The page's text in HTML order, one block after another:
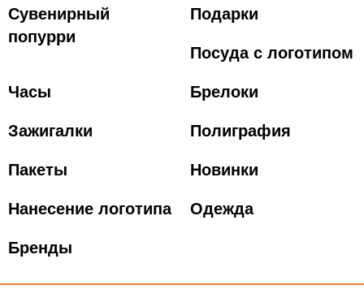
Сувенирный
попурри
Подарки
Посуда с логотипом
Часы
Брелоки
Зажигалки
Полиграфия
Пакеты
Новинки
Нанесение логотипа
Одежда
Бренды